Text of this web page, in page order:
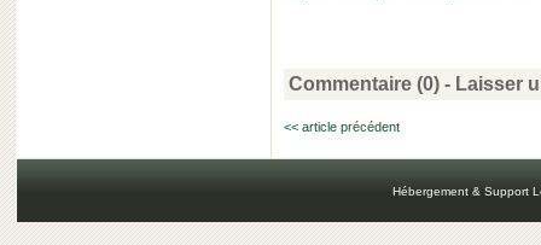
Commentaire (0) - Laisser
<< article précédent
Hébergement & Support